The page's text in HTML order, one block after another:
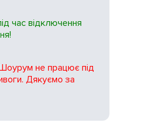
час відключення
не працює під
Дякуємо за